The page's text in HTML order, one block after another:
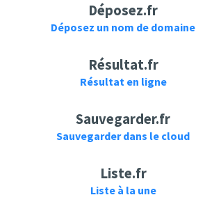
Le Pacte
CHERCHEZ
HORTENSE - Bande
Cinéma
TheYoutuQuestions
MADLEEN KANE -
Déposez.fr
Déposez un nom de domaine
Résultat.fr
Résultat en ligne
Sauvegarder.fr
Sauvegarder dans le cloud
Liste.fr
Liste à la une